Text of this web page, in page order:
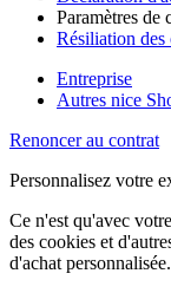
Paramètres de
Résiliation des
Entreprise
Autres nice
Renoncer au contrat
Personnalisez votre
Ce n'est qu'avec
des cookies et
d'achat personnalisée.